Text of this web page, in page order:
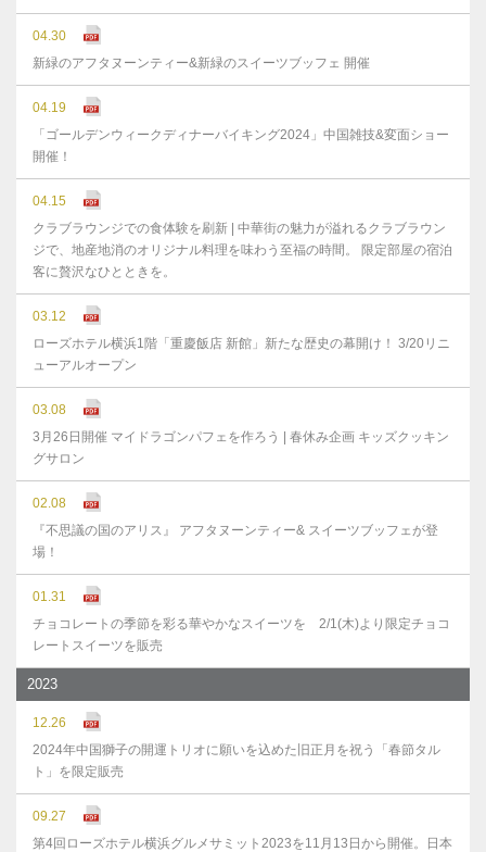
04.30
新緑のアフタヌーンティー&新緑のスイーツブッフェ 開催
04.19
「ゴールデンウィークディナーバイキング2024」中国雑技&変面ショー
開催！
04.15
クラブラウンジでの食体験を刷新 | 中華街の魅力が溢れるクラブラウン
ジで、地産地消のオリジナル料理を味わう至福の時間。 限定部屋の宿泊
客に贅沢なひとときを。
03.12
ローズホテル横浜1階「重慶飯店 新館」新たな歴史の幕開け！ 3/20リニ
ューアルオープン
03.08
3月26日開催 マイドラゴンパフェを作ろう | 春休み企画 キッズクッキン
グサロン
02.08
『不思議の国のアリス』 アフタヌーンティー& スイーツブッフェが登
場！
01.31
チョコレートの季節を彩る華やかなスイーツを 2/1(木)より限定チョコ
レートスイーツを販売
2023
12.26
2024年中国獅子の開運トリオに願いを込めた旧正月を祝う「春節タル
ト」を限定販売
09.27
第4回ローズホテル横浜グルメサミット2023を11月13日から開催。日本